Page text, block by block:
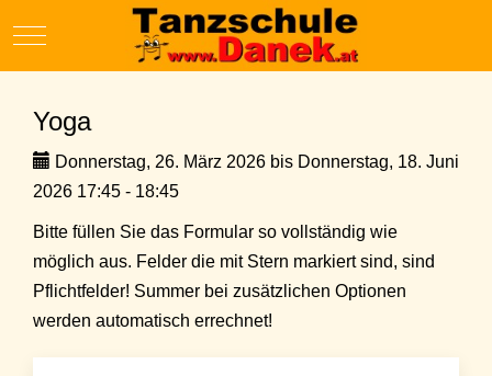
Mobile Menu Toggle
Yoga
Donnerstag, 26. März 2026 bis Donnerstag, 18. Juni
2026 17:45 - 18:45
Bitte füllen Sie das Formular so vollständig wie
möglich aus. Felder die mit Stern markiert sind, sind
Pflichtfelder! Summer bei zusätzlichen Optionen
werden automatisch errechnet!